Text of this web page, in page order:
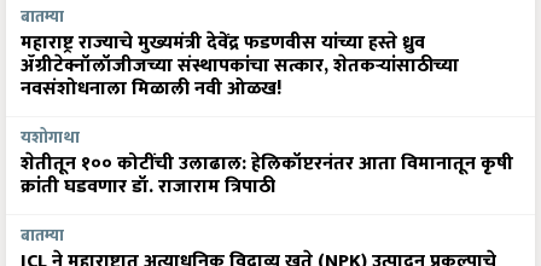
बातम्या
महाराष्ट्र राज्याचे मुख्यमंत्री देवेंद्र फडणवीस यांच्या हस्ते ध्रुव
ॲग्रीटेक्नॉलॉजीजच्या संस्थापकांचा सत्कार, शेतकऱ्यांसाठीच्या
नवसंशोधनाला मिळाली नवी ओळख!
यशोगाथा
शेतीतून १०० कोटींची उलाढाल: हेलिकॉप्टरनंतर आता विमानातून कृषी
क्रांती घडवणार डॉ. राजाराम त्रिपाठी
बातम्या